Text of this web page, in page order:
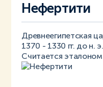
Нефертити
Древнеегипетская
1370 - 1330 гг. до н.
Считается